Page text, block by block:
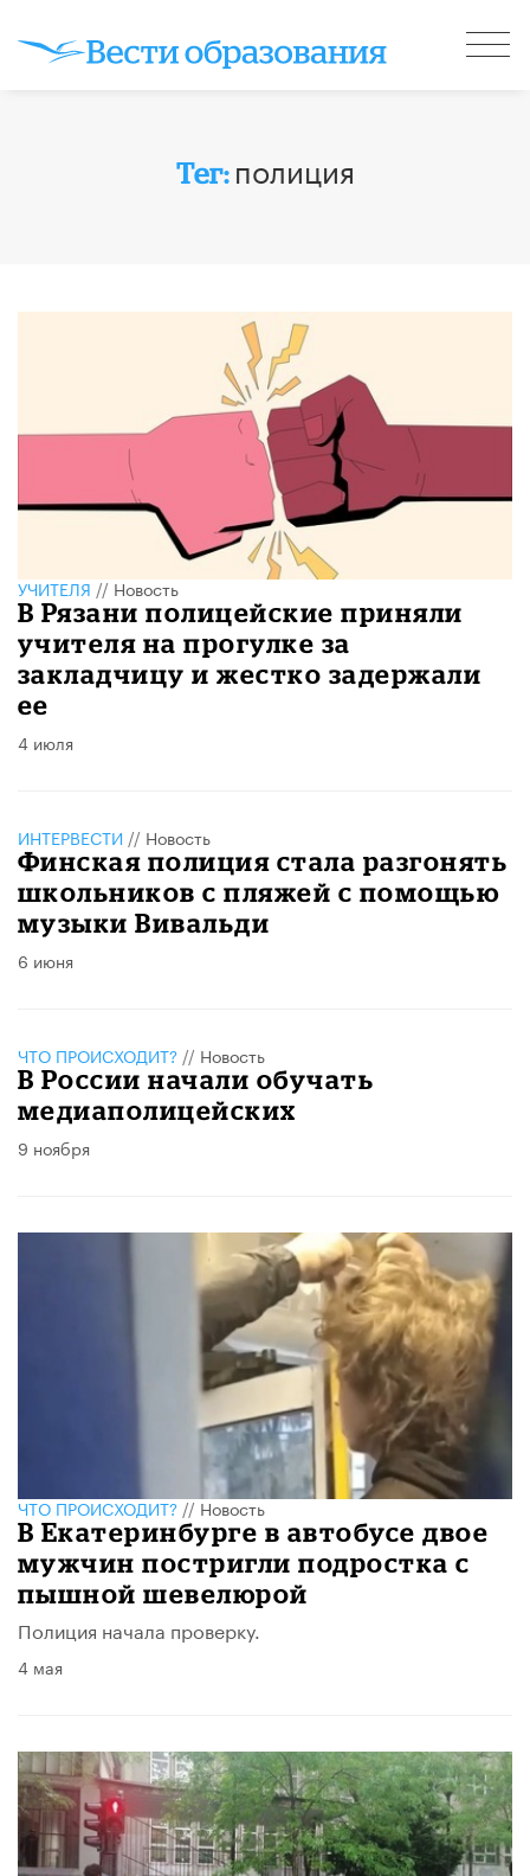
Тег: полиция
УЧИТЕЛЯ//Новость
В Рязани полицейские приняли
учителя на прогулке за
закладчицу и жестко задержали
ее
4 июля
ИНТЕРВЕСТИ // Новость
Финская полиция стала разгонять
школьников с пляжей с помощью
музыки Вивальди
6 июня
ЧТО ПРОИСХОДИТ? // Новость
В России начали обучать
медиаполицейских
9 ноября
ЧТО ПРОИСХОДИТ?//Новость
В Екатеринбурге в автобусе двое
мужчин постригли подростка с
пышной шевелюрой
Полиция начала проверку.
4 мая